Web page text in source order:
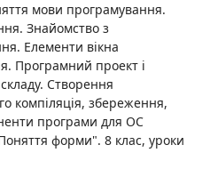
мови програмування.
Знайомство з
Елементи вікна
Програмний проект і
Створення
компіляція, збереження,
програми для ОС
форми". 8 клас, уроки